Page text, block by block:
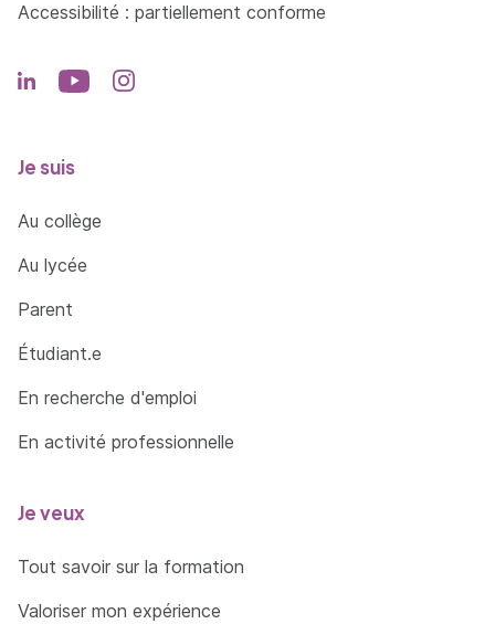
Accessibilité : partiellement conforme
Je suis
Au collège
Au lycée
Parent
Étudiant.e
En recherche d'emploi
En activité professionnelle
Je veux
Tout savoir sur la formation
Valoriser mon expérience